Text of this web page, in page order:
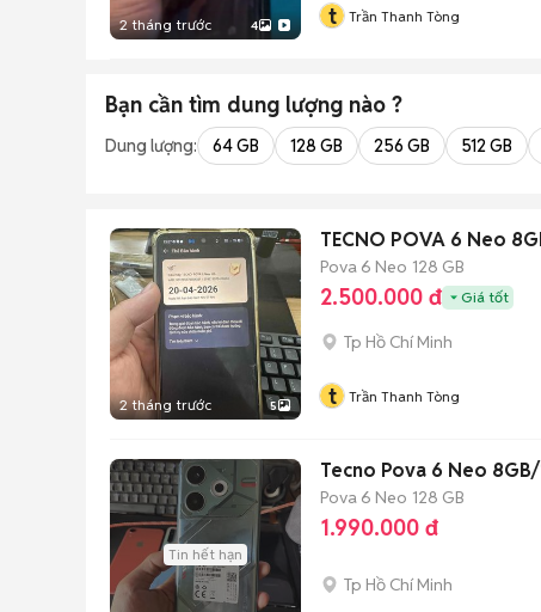
2 tháng trước 4 t Trần Thanh Tòng
Bạn cần tìm dung lượng nào ?
Dung lượng: 64 GB 128 GB 256 GB 512 GB
2 tháng trước 5
TECNO POVA 6 Neo
Pova 6 Neo 128 GB
2.500.000 đ Giá tốt
Tp Hồ Chí Minh
t Trần Thanh Tòng
Tin hết hạn
Tecno Pova 6 Neo 8GB/
Pova 6 Neo 128 GB
1.990.000 đ
Tp Hồ Chí Minh